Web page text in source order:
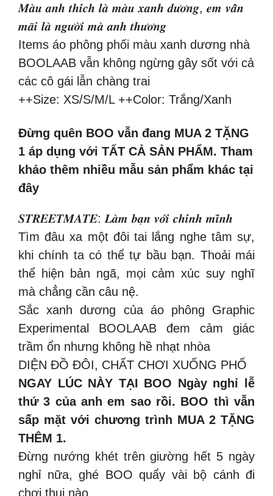
𝑴𝒂̀𝒖 𝒂𝒏𝒉 𝒕𝒉𝒊́𝒄𝒉 𝒍𝒂̀ 𝒎𝒂̀𝒖 𝒙𝒂𝒏𝒉 𝒅𝒖̛𝒐̛𝒏𝒈, 𝒆𝒎 𝒗𝒂̂̃𝒏
𝒎𝒂̃𝒊 𝒍𝒂̀ 𝒏𝒈𝒖̛𝒐̛̀𝒊 𝒎𝒂̀ 𝒂𝒏𝒉 𝒕𝒉𝒖̛𝒐̛𝒏𝒈
Items áo phông phối màu xanh dương nhà
BOOLAAB vẫn không ngừng gây sốt với cả
các cô gái lẫn chàng trai
++Size: XS/S/M/L ++Color: Trắng/Xanh
Đừng quên BOO vẫn đang MUA 2 TẶNG
1 áp dụng với TẤT CẢ SẢN PHẨM. Tham
khảo thêm nhiều mẫu sản phẩm khác tại
đây
𝑺𝑻𝑹𝑬𝑬𝑻𝑴𝑨𝑻𝑬: 𝑳𝒂̀𝒎 𝒃𝒂̣𝒏 𝒗𝒐̛́𝒊 𝒄𝒉𝒊́𝒏𝒉 𝒎𝒊̀𝒏𝒉
Tìm đâu xa một đôi tai lắng nghe tâm sự,
khi chính ta có thể tự bầu bạn. Thoải mái
thể hiện bản ngã, mọi cảm xúc suy nghĩ
mà chẳng cần câu nệ.
Sắc xanh dương của áo phông Graphic
Experimental BOOLAAB đem cảm giác
trầm ổn nhưng không hề nhạt nhòa
DIỆN ĐỒ ĐÔI, CHẤT CHƠI XUỐNG PHỐ
NGAY LÚC NÀY TẠI BOO Ngày nghỉ lễ
thứ 3 của anh em sao rồi. BOO thì vẫn
sấp mặt với chương trình MUA 2 TẶNG
THÊM 1.
Đừng nướng khét trên giường hết 5 ngày
nghỉ nữa, ghé BOO quẩy vài bộ cánh đi
chơi thui nào